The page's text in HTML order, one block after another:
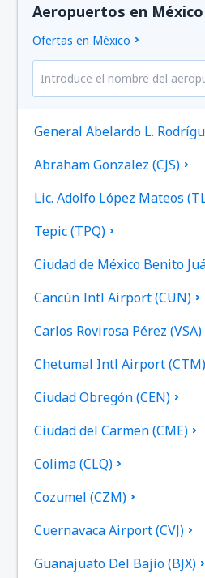
Aeropuertos en México
Ofertas en México
General Abelardo L.
Abraham Gonzalez (CJS)
Lic. Adolfo López Mateos
Tepic (TPQ)
Ciudad de México Benito
Cancún Intl Airport (CUN)
Carlos Rovirosa Pérez (VSA)
Chetumal Intl Airport (CTM)
Ciudad Obregón (CEN)
Ciudad del Carmen (CME)
Colima (CLQ)
Cozumel (CZM)
Cuernavaca Airport (CVJ)
Guanajuato Del Bajio (BJX)